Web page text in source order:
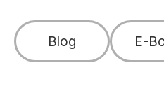
Blog E-